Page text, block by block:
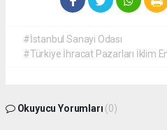
#İstanbul Sanayi Odası
#Türkiye İhracat Pazarları İklim
Okuyucu Yorumları (0)